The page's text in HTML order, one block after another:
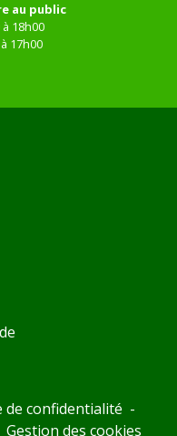
au public
18h00
17h00
de confidentialité -
Gestion des cookies